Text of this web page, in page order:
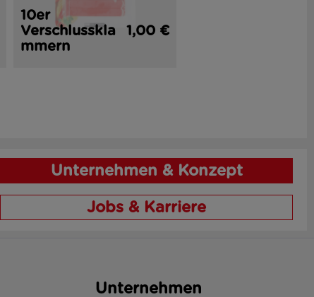
10er
Verschlusskla
mmern
1,00 €
Unternehmen & Konzept
Jobs & Karriere
Unternehmen